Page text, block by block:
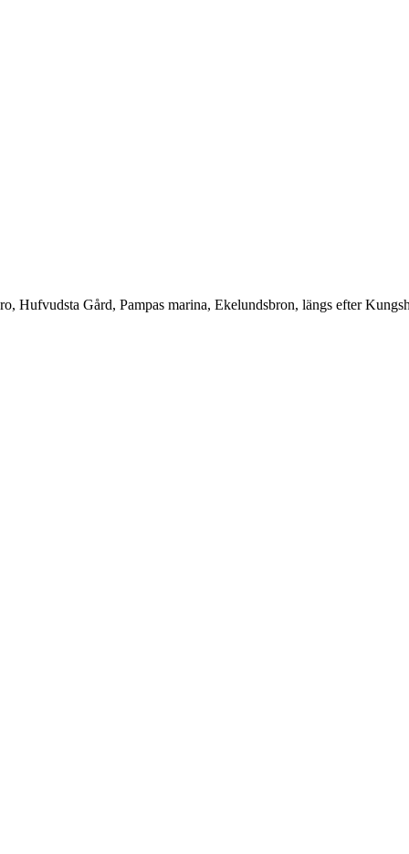
Hufvudsta Gård, Pampas marina, Ekelundsbron, längs efter